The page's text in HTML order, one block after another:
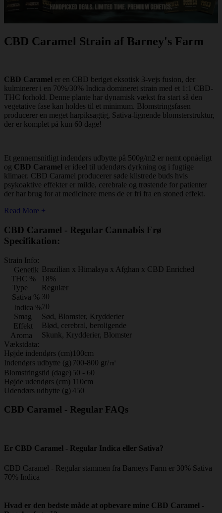
CBD Caramel Strain af Barney's Farm
CBD Caramel er en CBD beriget eksotisk 3-vejs fusion, der
kulminerer i en 70%/30% Indica domineret strain med et 1:1 CBD-
THC forhold. Denne plante har dynamisk vækst fra start så den
vegetative fase kan holdes til et minimum. Blomstringsfasen
producerer en meget harpiksagtig, Sativa-lignende blomsterstruktur,
der er komplet på kun 60 dage!
Et gennemsnitligt indendørs udbytte på 500g/m2 er nemt opnåeligt
og CBD Caramel er ideel til udendørs dyrkning og i fugtige
klimaer. CBD Caramel producerer søde klistrede buds hvis
psykoaktive effekter er milde, cerebrale og trøstende for patienter
der har brug for at medicinere mens de er fri fra en stoned effekt.
Read More +
CBD Caramel - Regular Cannabis Frø
Specifikation:
Strain Info:
Genetik Brazilian x Himalaya x Afghan x CBD Enriched
THC %
18%
Type
Regulær
Sativa % 30
Indica %70
Smag
Sød, Blomster, Krydderier
Effekt
Blød, cerebral, beroligende
Aroma
Skunk, Krydderier, Blomster
Vækstdata:
Højde indendørs (cm) 100cm
Indendørs udbytte (g) 700-800 gr/㎡
Blomstringstid (dage) 50 - 60
Højde udendørs (cm) 110cm
Udendørs udbytte (g) 450
CBD Caramel - Regular FAQs
Er CBD Caramel - Regular Indica eller Sativa?
CBD Caramel - Regular stammen fra Barneys Farm er 30% Sativa
70% Indica
Hvad er den bedste måde at opbevare mine CBD Caramel -